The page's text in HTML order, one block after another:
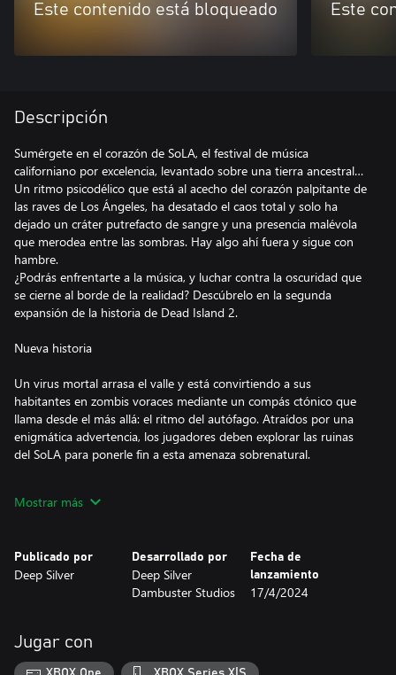
Este contenido está bloqueado Este
Descripción
Sumérgete en el corazón de SoLA, el festival de música
californiano por excelencia, levantado sobre una tierra ancestral…
Un ritmo psicodélico que está al acecho del corazón palpitante de
las raves de Los Ángeles, ha desatado el caos total y solo ha
dejado un cráter putrefacto de sangre y una presencia malévola
que merodea entre las sombras. Hay algo ahí fuera y sigue con
hambre.
¿Podrás enfrentarte a la música, y luchar contra la oscuridad que
se cierne al borde de la realidad? Descúbrelo en la segunda
expansión de la historia de Dead Island 2.
Nueva historia
Un virus mortal arrasa el valle y está convirtiendo a sus
habitantes en zombis voraces mediante un compás ctónico que
llama desde el más allá: el ritmo del autófago. Atraídos por una
enigmática advertencia, los jugadores deben explorar las ruinas
del SoLA para ponerle fin a esta amenaza sobrenatural.
compás del Ritmo y que convierte a los vivos en zombis. ¡Y cabe
la posibilidad de que se escuche en todo el planeta!
Los azotadores, una nueva supervariante enemiga desquiciada
por el autófago. Su obsesión por automutilarse los han
Mostrar más
Publicado por
Deep Silver
Desarrollado por
Deep Silver
Dambuster Studios
Fecha de
lanzamiento
17/4/2024
Jugar con